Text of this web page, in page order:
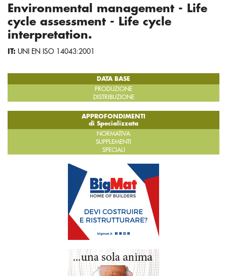
Environmental management - Life
cycle assessment - Life cycle
interpretation.
IT: UNI EN ISO 14043:2001
DATA BASE
PRODUZIONE
DISTRIBUZIONE
APPROFONDIMENTI
di Specializzata
NORMATIVA
SUPPLEMENTI
SPECIALI